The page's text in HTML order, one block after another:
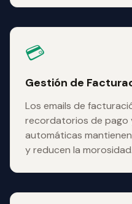
💳
Gestión de
Los emails de
recordatorios de pago
automáticas
y reducen la morosidad.